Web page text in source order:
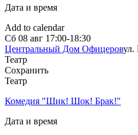
Дата и время
Add to calendar
Сб 08 авг 17:00-18:30
Центральный Дом Офицеровул.
Театр
Сохранить
Театр
Комедия "Шик! Шок! Брак!"
Дата и время